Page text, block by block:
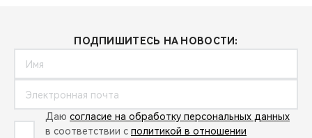
ПОДПИШИТЕСЬ НА НОВОСТИ:
Даю согласие на обработку персональных данных
в соответствии с политикой в отношении